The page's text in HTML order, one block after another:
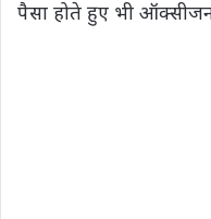
पैसा होते हुए भी ऑक्सीजन